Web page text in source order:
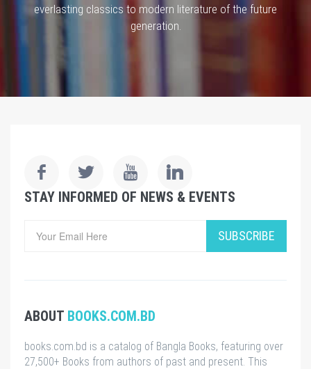
everlasting classics to modern literature of the future
generation.
STAY INFORMED OF NEWS & EVENTS
SUBSCRIBE
ABOUT BOOKS.COM.BD
books.com.bd is a catalog of Bangla Books, featuring over
27,500+ Books from authors of past and present. This